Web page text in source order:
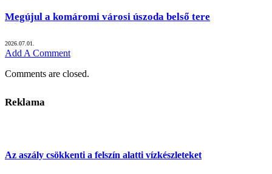
Megújul a komáromi városi úszoda belső tere
2026.07.01.
Add A Comment
Comments are closed.
Reklama
Az aszály csökkenti a felszín alatti vízkészleteket